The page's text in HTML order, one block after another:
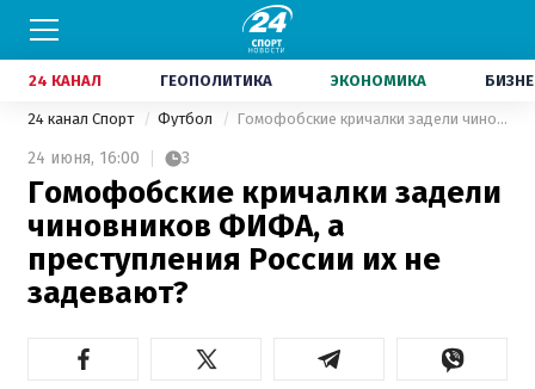
24 КАНАЛ ГЕОПОЛИТИКА ЭКОНОМИКА
24 канал Спорт Футбол Гомофобские кричалки задели чиновников ФИФА, а преступления России их не задевают?
24 июня, 16:00 3
Гомофобские кричалки задели
чиновников ФИФА, а
преступления России их не
задевают?